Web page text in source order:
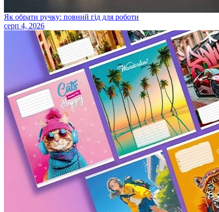
Як обрати ручку: повний гід для роботи
серп 4, 2026